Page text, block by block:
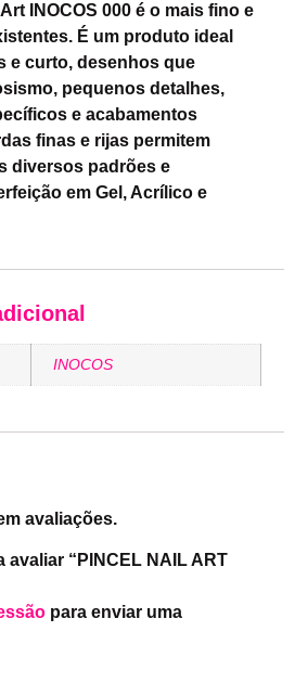
INOCOS 000 é o mais fino e
É um produto ideal
e curto, desenhos que
pequenos detalhes,
e acabamentos
finas e rijas permitem
diversos padrões e
em Gel, Acrílico e
INOCOS
avaliações.
avaliar “PINCEL NAIL ART
para enviar uma